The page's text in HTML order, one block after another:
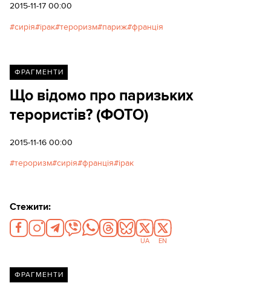
2015-11-17 00:00
сирія ірак тероризм париж франція
ФРАГМЕНТИ
Що відомо про паризьких
терористів? (ФОТО)
2015-11-16 00:00
тероризм сирія франція ірак
Стежити:
UA EN
ФРАГМЕНТИ